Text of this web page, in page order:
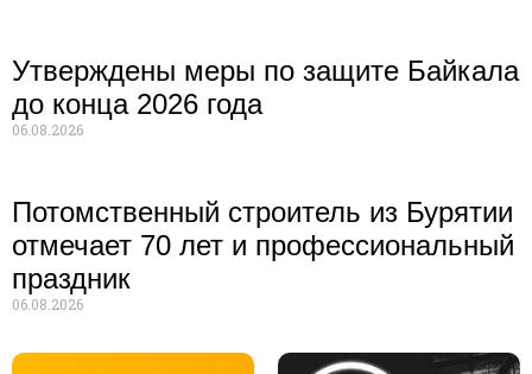
Утверждены меры по защите Байкала
до конца 2026 года
06.08.2026
Потомственный строитель из Бурятии
отмечает 70 лет и профессиональный
праздник
06.08.2026